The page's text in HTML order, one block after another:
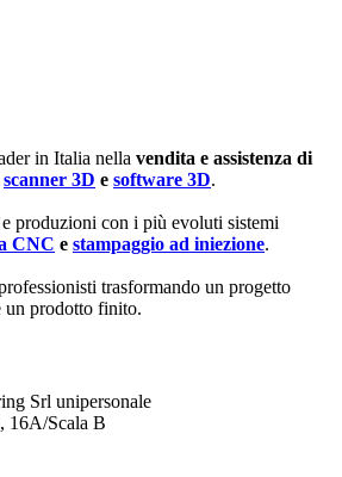
in Italia nella vendita e assistenza di
scanner 3D e software 3D.
produzioni con i più evoluti sistemi
CNC e stampaggio ad iniezione.
trasformando un progetto
un prodotto finito.
Srl unipersonale
16A/Scala B